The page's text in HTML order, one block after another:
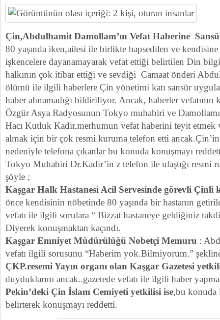
Çin,Abdulhamit Damollam’ın Vefat Haberine
80 yaşında iken,ailesi ile birlikte hapsedilen ve kendisine
işkencelere dayanamayarak vefat ettiği belirtilen Din
halkının çok itibar ettiği ve sevdiği Camaat önderi
ölümü ile ilgili haberlere Çin yönetimi katı sansür
haber alınamadığı bildiriliyor. Ancak, haberler
Özgür Asya Radyosunun Tokyo muhabiri ve
Hacı Kutluk Kadir,merhumun vefat haberini teyit etmek
almak için bir çok resmi kuruma telefon etti
nedeniyle telefona çıkanlar bu konuda konuşmayı
Tokyo Muhabiri Dr.Kadir’in z telefon ile ulaştığı resmi
şöyle ;
Kaşgar Halk Hastanesi Acil Servesinde görevli Çinli
önce kendisinin nöbetinde 80 yaşında bir hastanın
vefatı ile ilgili sorulara “ Bizzat hastaneye geldiğiniz
Diyerek konuşmaktan kaçındı.
Kaşgar Emniyet Müdürülüğü Nobetçi Memuru :
vefatı ilgili sorusunu “Haberim yok.Bilmiyorum.”
ÇKP.resemi Yayın organı olan Kaşgar Gazetesi
duyduklarını ancak..gazetede vefatı ile ilgili haber
Pekin’deki Çin İslam Cemiyeti yetkilisi ise,bu konuda
belirterek konuşmayı reddetti.